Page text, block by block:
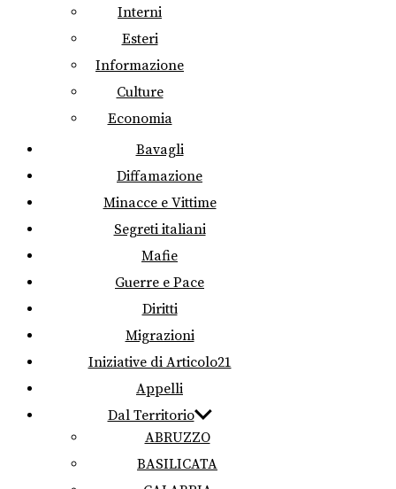
Interni
Esteri
Informazione
Culture
Economia
Bavagli
Diffamazione
Minacce e Vittime
Segreti italiani
Mafie
Guerre e Pace
Diritti
Migrazioni
Iniziative di Articolo21
Appelli
Dal Territorio
ABRUZZO
BASILICATA